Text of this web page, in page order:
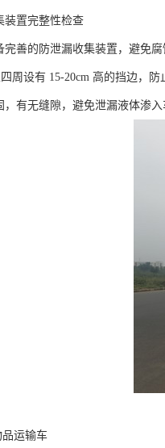
装置完整性检查​
完善的防泄漏收集装置，避免
周设有 15-20cm 高的挡边，
，有无缝隙，避免泄漏液体渗入
运输车​